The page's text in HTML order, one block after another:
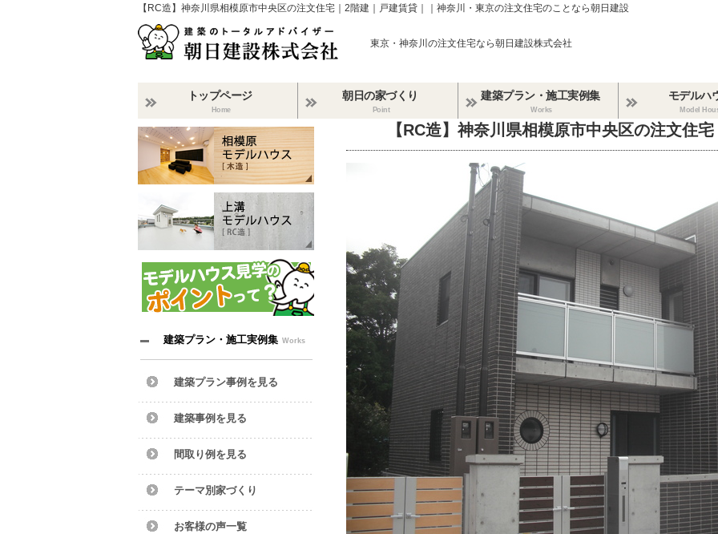
【RC造】神奈川県相模原市中央区の注文住宅｜2階建｜戸建賃貸｜｜神奈川・東京の注文住宅のことなら朝日建設
東京・神奈川の注文住宅なら朝日建設株式会社
トップページ
Home
朝日の家づくり
Point
建築プラン・施工実例集
Works
モデルハ
Model
【RC造】神奈川県相模原市中央区の注文住
建築プラン・施工実例集 Works
建築プラン事例を見る
建築事例を見る
間取り例を見る
テーマ別家づくり
お客様の声一覧